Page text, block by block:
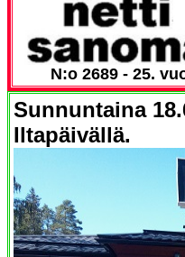
N:o 2689 - 25.
Sunnuntaina
Iltapäivällä.